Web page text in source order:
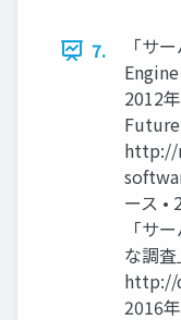
7.
「サ
2012
Future
http://
ース •
「サ
な調査
http://
2016